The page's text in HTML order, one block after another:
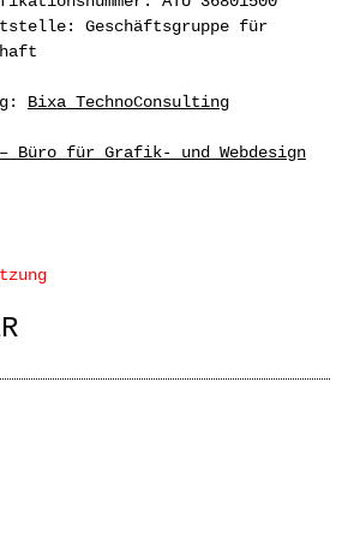
Geschäftsgruppe für
Bixa TechnoConsulting
Büro für Grafik- und Webdesign